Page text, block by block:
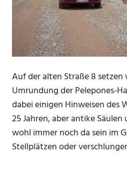
Auf der alten Straße 8 setzen
Umrundung der Pelepones-
dabei einigen Hinweisen des
25 Jahren, aber antike
wohl immer noch da sein im
Stellplätzen oder